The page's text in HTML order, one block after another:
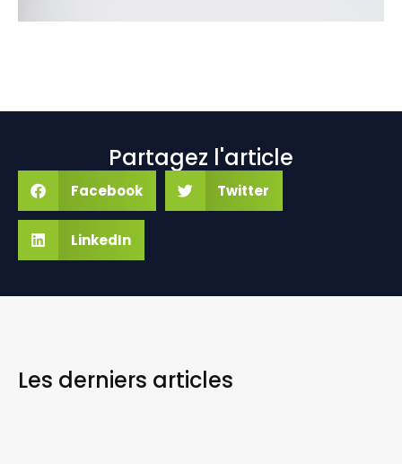
Partagez l'article
Facebook Twitter
LinkedIn
Les derniers articles